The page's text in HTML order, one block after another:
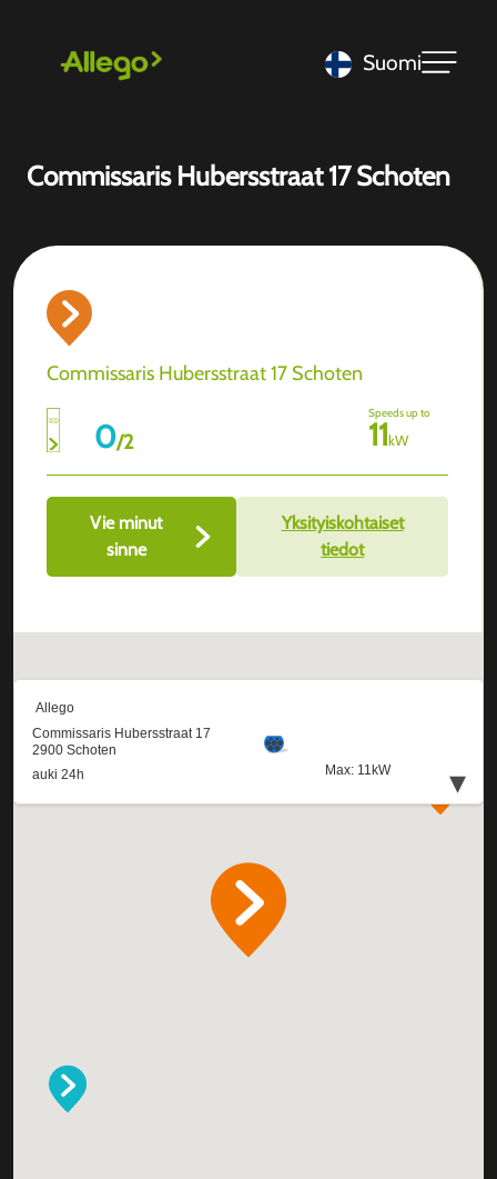
Suomi
Commissaris Hubersstraat 17 Schoten
Commissaris Hubersstraat 17 Schoten
0/2
Speeds up to
11kW
Vie minut
sinne
Yksityiskohtaiset
tiedot